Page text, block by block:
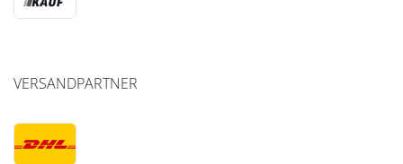
VERSANDPARTNER